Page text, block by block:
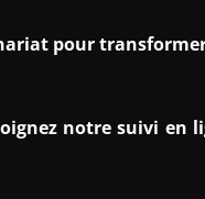
pour
notre suivi en